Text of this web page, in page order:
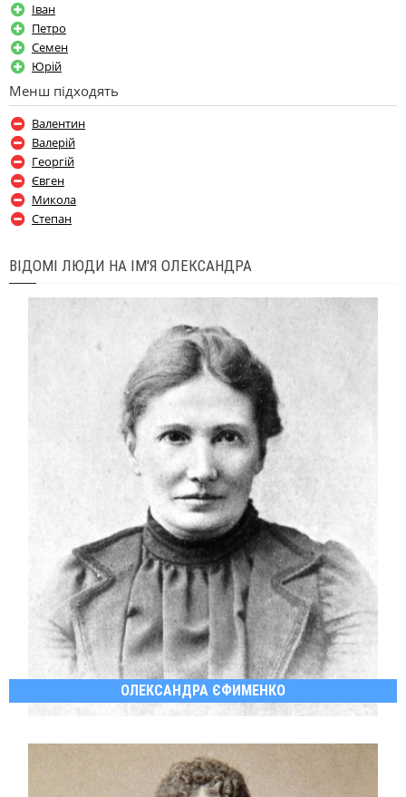
Іван
Петро
Семен
Юрій
Менш підходять
Валентин
Валерій
Георгій
Євген
Микола
Степан
ВІДОМІ ЛЮДИ НА ІМ'Я ОЛЕКСАНДРА
ОЛЕКСАНДРА ЄФИМЕНКО